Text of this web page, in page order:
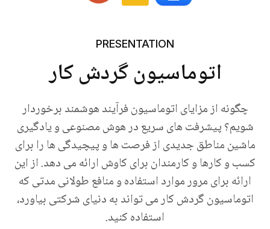
PRESENTATION
اتوماسیون گردش کار
چگونه از مزایای اتوماسیون فرآیند هوشمند برخوردار
شویم؟ پیشرفت های سریع در هوش مصنوعی و یادگیری
ماشین مناطق جدیدی از فرصت ها و پیچیدگی ها را برای
کسب و کارها و کارمندان برای کاوش ارائه می دهد. از این
ارائه برای مرور موارد استفاده و منافع طولانی مدتی که
اتوماسیون گردش کار می تواند به دنیای شرکتی بیاورد،
استفاده کنید.